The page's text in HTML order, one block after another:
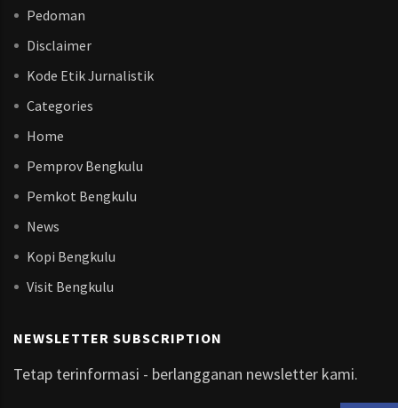
Pedoman
Disclaimer
Kode Etik Jurnalistik
Categories
Home
Pemprov Bengkulu
Pemkot Bengkulu
News
Kopi Bengkulu
Visit Bengkulu
NEWSLETTER SUBSCRIPTION
Tetap terinformasi - berlangganan newsletter kami.